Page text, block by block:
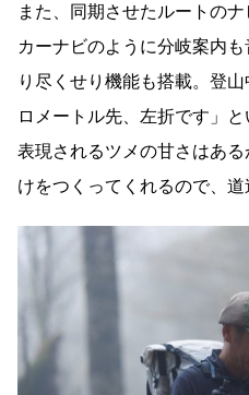
また、同期させたルートの
カーナビのように分岐案内
り尽くせり機能も搭載。登
ロメートル先、左折です」
表現されるツメの甘さはあ
けをつくってくれるので、道